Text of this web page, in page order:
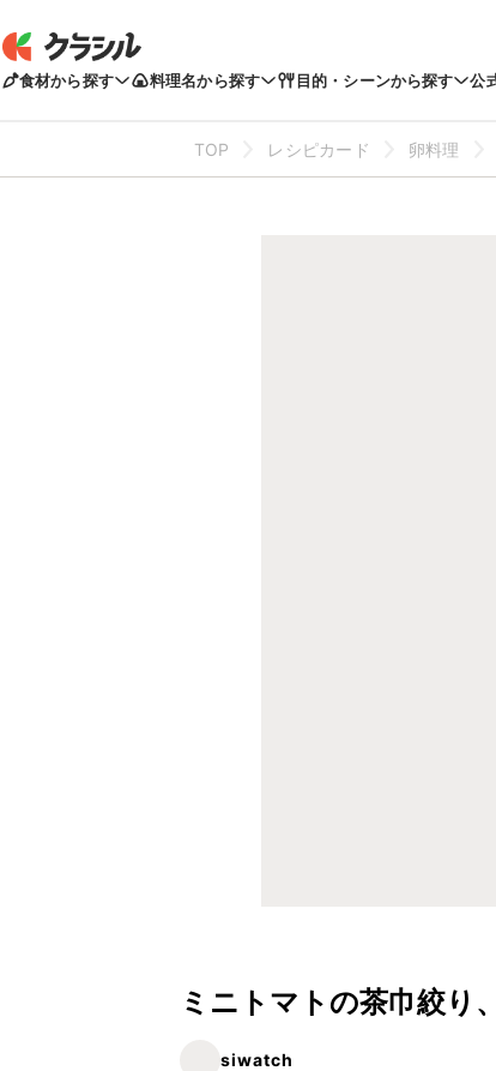
食材から探す 料理名から探す 目的・シーンから探す 公
TOP レシピカード 卵料理
ミニトマトの茶巾絞り
siwatch